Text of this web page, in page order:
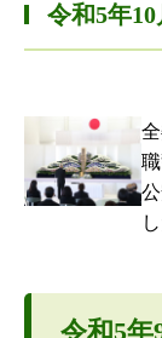
令和5年10
令和5年